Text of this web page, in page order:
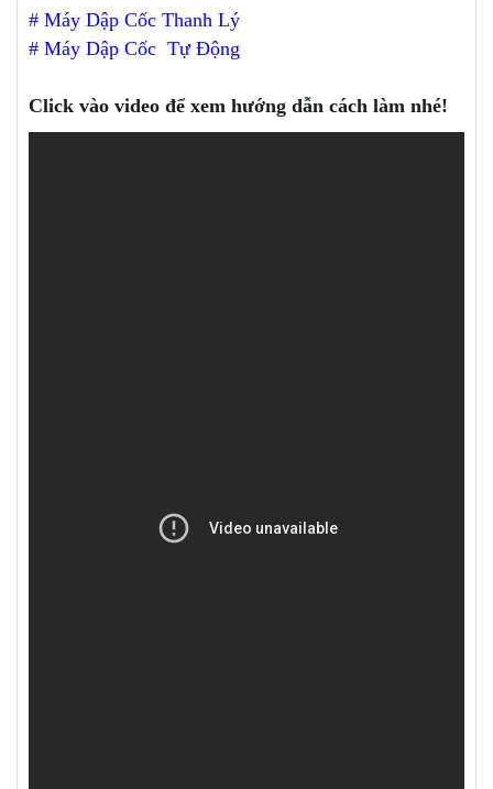
# Máy Dập Cốc Thanh Lý
# Máy Dập Cốc Tự Động
Click vào video để xem hướng dẫn cách làm nhé!